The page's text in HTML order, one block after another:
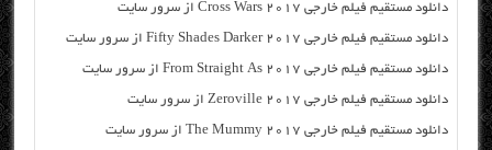
دانلود مستقیم فیلم خارجی Cross Wars 2017 از سرور سایت
دانلود مستقیم فیلم خارجی Fifty Shades Darker 2017 از سرور سایت
دانلود مستقیم فیلم خارجی From Straight As 2017 از سرور سایت
دانلود مستقیم فیلم خارجی Zeroville 2017 از سرور سایت
دانلود مستقیم فیلم خارجی The Mummy 2017 از سرور سایت